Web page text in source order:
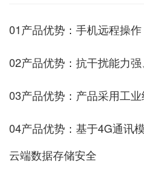
01产品优势：手机远程操
02产品优势：抗干扰能力
03产品优势：产品采用工
04产品优势：基于4G通讯
云端数据存储安全